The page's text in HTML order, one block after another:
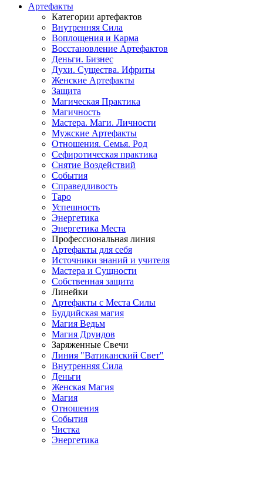
Артефакты
Категории артефактов
Внутренняя Сила
Воплощения и Карма
Восстановление Артефактов
Деньги. Бизнес
Духи. Существа. Ифриты
Женские Артефакты
Защита
Магическая Практика
Магичность
Мастера. Маги. Личности
Мужские Артефакты
Отношения. Семья. Род
Сефиротическая практика
Снятие Воздействий
События
Справедливость
Таро
Успешность
Энергетика
Энергетика Места
Профессиональная линия
Артефакты для себя
Источники знаний и учителя
Мастера и Сущности
Собственная защита
Линейки
Артефакты с Места Силы
Буддийская магия
Магия Ведьм
Магия Друидов
Заряженные Свечи
Линия "Ватиканский Свет"
Внутренняя Сила
Деньги
Женская Магия
Магия
Отношения
События
Чистка
Энергетика